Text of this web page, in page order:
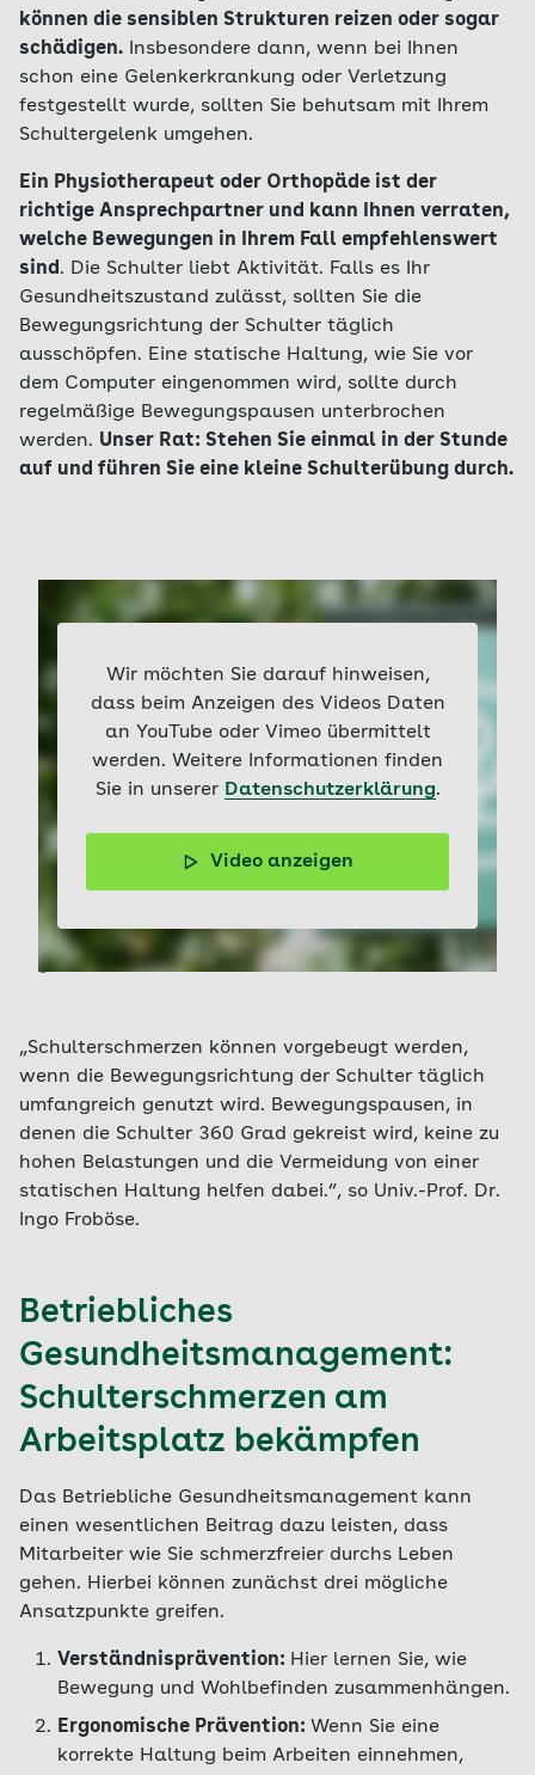
können die sensiblen Strukturen reizen oder sogar
schädigen. Insbesondere dann, wenn bei Ihnen
schon eine Gelenkerkrankung oder Verletzung
festgestellt wurde, sollten Sie behutsam mit Ihrem
Schultergelenk umgehen.
Ein Physiotherapeut oder Orthopäde ist der
richtige Ansprechpartner und kann Ihnen verraten,
welche Bewegungen in Ihrem Fall empfehlenswert
sind . Die Schulter liebt Aktivität. Falls es Ihr
Gesundheitszustand zulässt, sollten Sie die
Bewegungsrichtung der Schulter täglich
ausschöpfen. Eine statische Haltung, wie Sie vor
dem Computer eingenommen wird, sollte durch
regelmäßige Bewegungspausen unterbrochen
werden. Unser Rat: Stehen Sie einmal in der Stunde
auf und führen Sie eine kleine Schulterübung durch.
Wir möchten Sie darauf hinweisen,
dass beim Anzeigen des Videos Daten
an YouTube oder Vimeo übermittelt
werden. Weitere Informationen finden
Sie in unserer Datenschutzerklärung.
Video anzeigen
Lassen Sie sich durch unsere oben genannten Übungen
inspirieren oder lauschen Sie den Tipps des
unserem Video, welche Übungen der Schulter besonders
guttun.
„Schulterschmerzen können vorgebeugt werden,
wenn die Bewegungsrichtung der Schulter täglich
umfangreich genutzt wird. Bewegungspausen, in
denen die Schulter 360 Grad gekreist wird, keine zu
hohen Belastungen und die Vermeidung von einer
statischen Haltung helfen dabei.“, so Univ.-Prof. Dr.
Ingo Froböse.
Betriebliches
Gesundheitsmanagement:
Schulterschmerzen am
Arbeitsplatz bekämpfen
Das Betriebliche Gesundheitsmanagement kann
einen wesentlichen Beitrag dazu leisten, dass
Mitarbeiter wie Sie schmerzfreier durchs Leben
gehen. Hierbei können zunächst drei mögliche
Ansatzpunkte greifen.
Verständnisprävention: Hier lernen Sie, wie
Bewegung und Wohlbefinden zusammenhängen.
Ergonomische Prävention: Wenn Sie eine
korrekte Haltung beim Arbeiten einnehmen,